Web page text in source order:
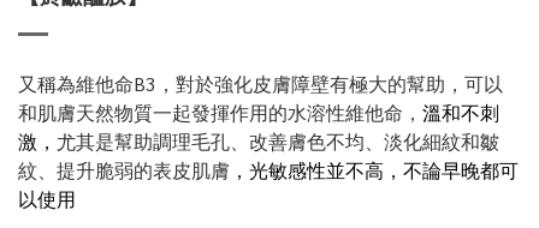
又稱為維他命B3，對於強化皮膚障壁有極大的幫助，可以
和肌膚天然物質一起發揮作用的水溶性維他命， 溫和不刺
激， 尤其是幫助調理毛孔、改善膚色不均、淡化細紋和皺
紋、提升脆弱的表皮肌膚 ，光敏感性並不高，不論早晚都可
以使用